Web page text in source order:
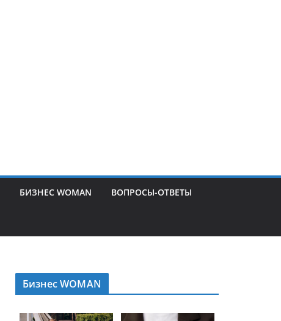
БИЗНЕС WOMAN ВОПРОСЫ-ОТВЕТЫ
Бизнес WOMAN